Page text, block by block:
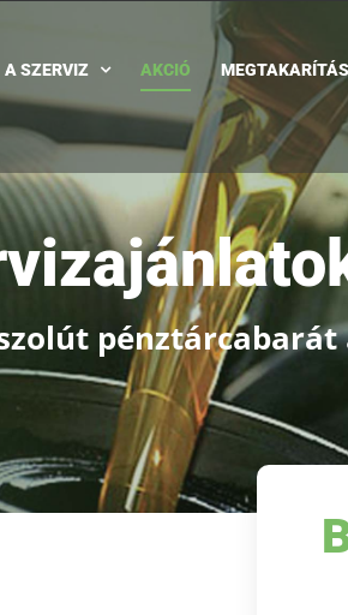
A SZERVIZ AKCIÓ MEGTAKARÍTÁS
pénztárcabarát